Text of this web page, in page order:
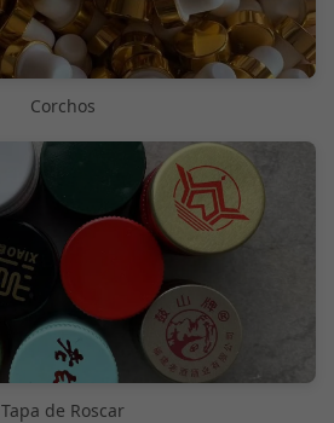
Corchos
Tapa de Roscar